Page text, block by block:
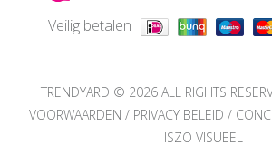
Veilig betalen
TRENDYARD © 2026 ALL RIGHTS
VOORWAARDEN / PRIVACY BELEID /
ISZO VISUEEL